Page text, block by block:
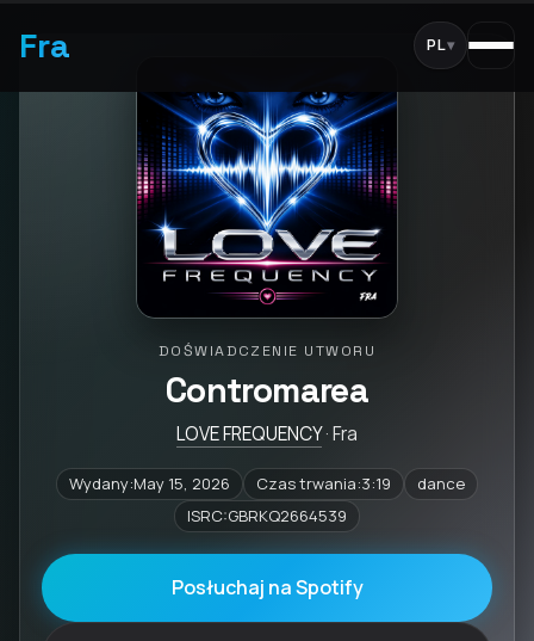
Fra PL▾
DOŚWIADCZENIE UTWORU
Contromarea
LOVE FREQUENCY· Fra
Wydany:May 15, 2026 Czas trwania:3:19
dance
ISRC:GBRKQ2664539
Posłuchaj na Spotify